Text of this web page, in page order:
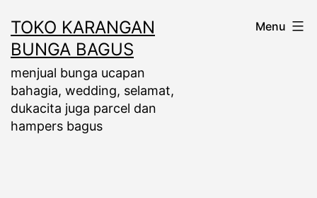
to
content
TOKO KARANGAN
BUNGA BAGUS
menjual bunga ucapan
bahagia, wedding, selamat,
dukacita juga parcel dan
hampers bagus
Menu